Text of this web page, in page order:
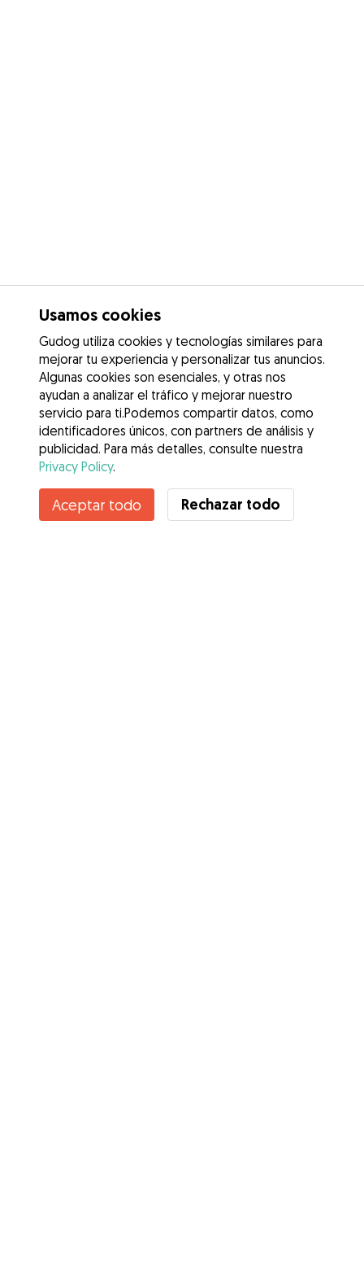
Contacta con Ángela
¿Conoces los Beneficios de Gudog? Ver más
Usamos cookies
Gudog utiliza cookies y tecnologías similares para
mejorar tu experiencia y personalizar tus anuncios.
Algunas cookies son esenciales, y otras nos
ayudan a analizar el tráfico y mejorar nuestro
servicio para ti.Podemos compartir datos, como
identificadores únicos, con partners de análisis y
publicidad. Para más detalles, consulte nuestra
Privacy Policy.
Aceptar todo Rechazar todo